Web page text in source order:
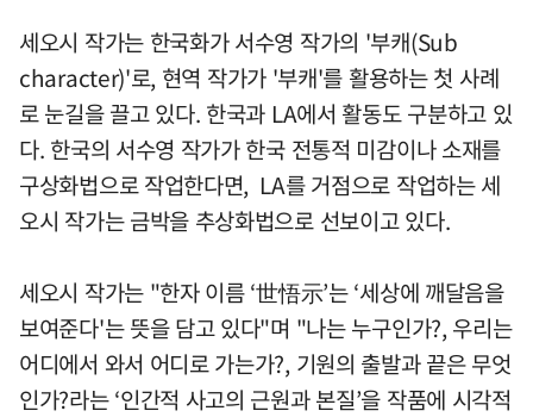
세오시 작가는 한국화가 서수영 작가의 '부캐(Sub
character)'로, 현역 작가가 '부캐'를 활용하는 첫 사례
로 눈길을 끌고 있다. 한국과 LA에서 활동도 구분하고 있
다. 한국의 서수영 작가가 한국 전통적 미감이나 소재를
구상화법으로 작업한다면, LA를 거점으로 작업하는 세
오시 작가는 금박을 추상화법으로 선보이고 있다.
세오시 작가는 "한자 이름 ‘世悟示’는 ‘세상에 깨달음을
보여준다'는 뜻을 담고 있다"며 "나는 누구인가?, 우리는
어디에서 와서 어디로 가는가?, 기원의 출발과 끝은 무엇
인가?라는 ‘인간적 사고의 근원과 본질’을 작품에 시각적